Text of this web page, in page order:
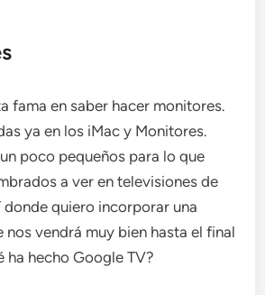
fama en saber hacer monitores.
ya en los iMac y Monitores.
poco pequeños para lo que
a ver en televisiones de
donde quiero incorporar una
vendrá muy bien hasta el final
ha hecho Google TV?